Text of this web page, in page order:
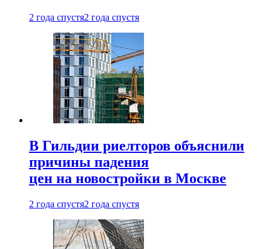
2 года спустя2 года спустя
В Гильдии риелторов объяснили
причины падения
цен на новостройки в Москве
2 года спустя2 года спустя